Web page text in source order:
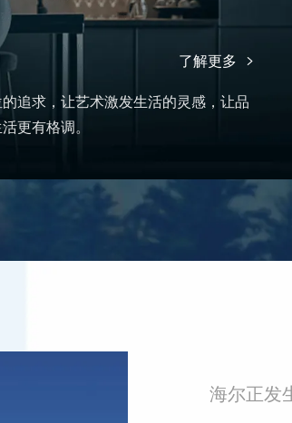
来自混沌理论的奇异吸引子，内部不断组
而变的智慧家庭场景解决方案，吸引生态方
海尔正发